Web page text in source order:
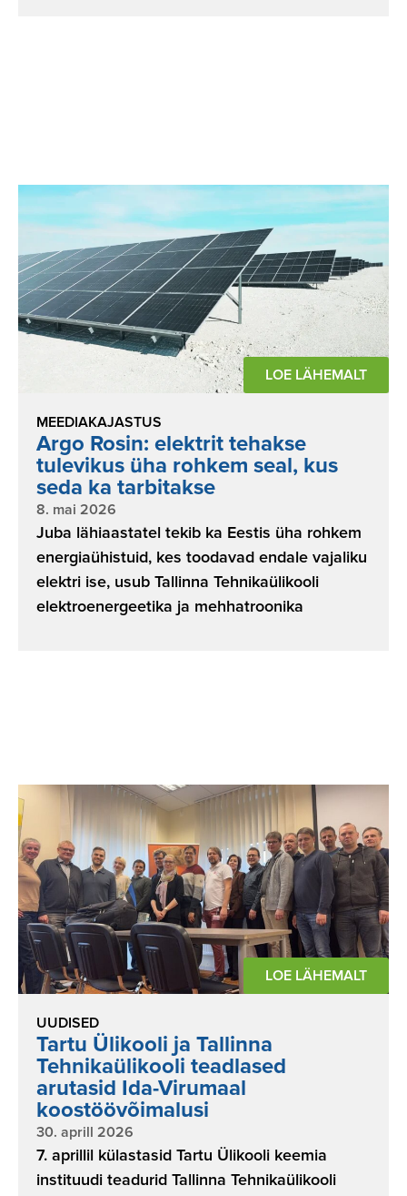
LOE LÄHEMALT
MEEDIAKAJASTUS
Argo Rosin: elektrit tehakse
tulevikus üha rohkem seal, kus
seda ka tarbitakse
8. mai 2026
Juba lähiaastatel tekib ka Eestis üha rohkem
energiaühistuid, kes toodavad endale vajaliku
elektri ise, usub Tallinna Tehnikaülikooli
elektroenergeetika ja mehhatroonika
LOE LÄHEMALT
UUDISED
Tartu Ülikooli ja Tallinna
Tehnikaülikooli teadlased
arutasid Ida-Virumaal
koostöövõimalusi
30. aprill 2026
7. aprillil külastasid Tartu Ülikooli keemia
instituudi teadurid Tallinna Tehnikaülikooli